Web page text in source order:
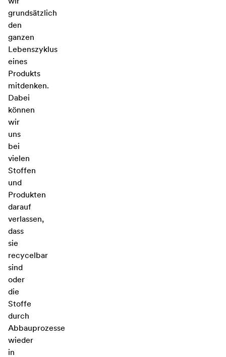
grundsätzlich
den
ganzen
Lebenszyklus
eines
Produkts
mitdenken.
Dabei
können
wir
uns
bei
vielen
Stoffen
und
Produkten
darauf
verlassen,
dass
sie
recycelbar
sind
oder
die
Stoffe
durch
Abbauprozesse
wieder
in